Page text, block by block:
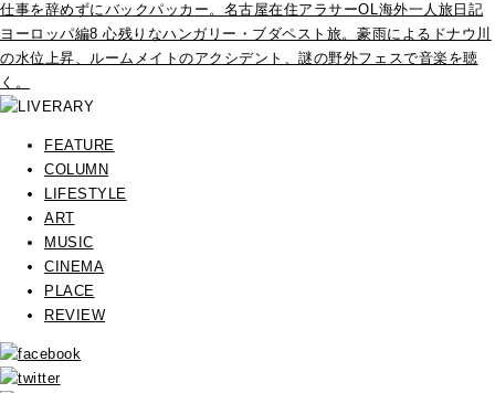
仕事を辞めずにバックパッカー。名古屋在住アラサーOL海外一人旅日記
ヨーロッパ編8 心残りなハンガリー・ブダペスト旅。豪雨によるドナウ川
の水位上昇、ルームメイトのアクシデント、謎の野外フェスで音楽を聴
く。
FEATURE
COLUMN
LIFESTYLE
ART
MUSIC
CINEMA
PLACE
REVIEW